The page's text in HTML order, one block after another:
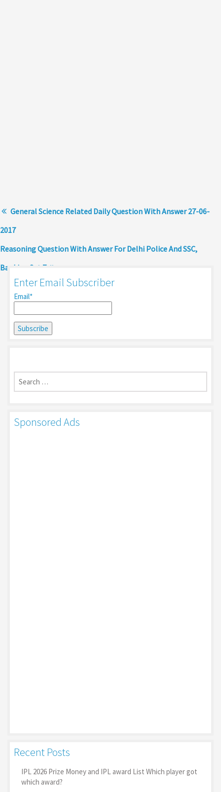
General Science Related Daily Question With Answer 27-06-
2017
Reasoning Question With Answer For Delhi Police And SSC,
Banking Set 7
Enter Email Subscriber
Email*
Search
for:
Sponsored Ads
Recent Posts
IPL 2026 Prize Money and IPL award List Which player got
which award?